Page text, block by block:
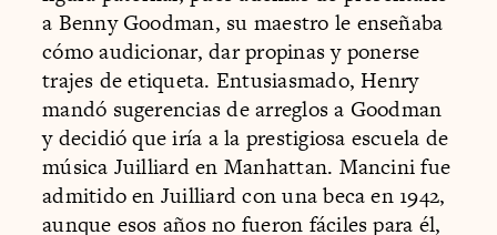
a Benny Goodman, su maestro le enseñaba
cómo audicionar, dar propinas y ponerse
trajes de etiqueta. Entusiasmado, Henry
mandó sugerencias de arreglos a Goodman
y decidió que iría a la prestigiosa escuela de
música Juilliard en Manhattan. Mancini fue
admitido en Juilliard con una beca en 1942,
aunque esos años no fueron fáciles para él,